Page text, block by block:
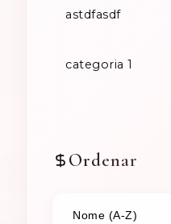
astdfasdf
categoria 1
Ordenar